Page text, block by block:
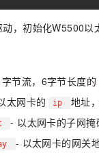
，初始化W5500以
节流，6字节长度的
太网卡的 ip 地址
- 以太网卡的子网
- 以太网卡的网关